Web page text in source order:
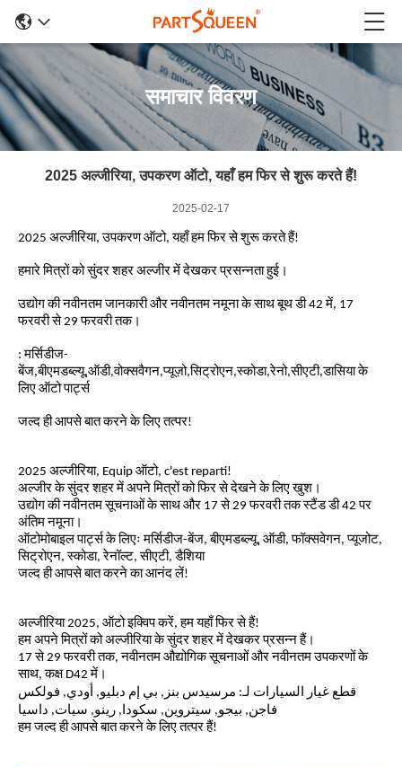
समाचार विवरण
2025 अल्जीरिया, उपकरण ऑटो, यहाँ हम फिर से शुरू करते हैं!
2025-02-17
2025 अल्जीरिया, उपकरण ऑटो, यहाँ हम फिर से शुरू करते हैं!
हमारे मित्रों को सुंदर शहर अल्जीर में देखकर प्रसन्नता हुई।
उद्योग की नवीनतम जानकारी और नवीनतम नमूना के साथ बूथ डी 42 में, 17
फरवरी से 29 फरवरी तक।
: मर्सिडीज-
बेंज,बीएमडब्ल्यू,ऑडी,वोक्सवैगन,प्यूज़ो,सिट्रोएन,स्कोडा,रेनो,सीएटी,डासिया के
लिए ऑटो पार्ट्स
जल्द ही आपसे बात करने के लिए तत्पर!
2025 अल्जीरिया, Equip ऑटो, c'est reparti!
अल्जीर के सुंदर शहर में अपने मित्रों को फिर से देखने के लिए खुश।
उद्योग की नवीनतम सूचनाओं के साथ और 17 से 29 फरवरी तक स्टैंड डी 42 पर
अंतिम नमूना।
ऑटोमोबाइल पार्ट्स के लिएः मर्सिडीज-बेंज, बीएमडब्ल्यू, ऑडी, फॉक्सवेगन, प्यूजोट,
सिट्रोएन, स्कोडा, रेनॉल्ट, सीएटी, डैशिया
जल्द ही आपसे बात करने का आनंद लें!
अल्जीरिया 2025, ऑटो इक्विप करें, हम यहाँ फिर से हैं!
हम अपने मित्रों को अल्जीरिया के सुंदर शहर में देखकर प्रसन्न हैं।
17 से 29 फरवरी तक, नवीनतम औद्योगिक सूचनाओं और नवीनतम उपकरणों के
साथ, कक्ष D42 में।
قطع غيار السيارات لـ: مرسيدس بنز, بي إم دبليو, أودي, فولكس
فاجن, بيجو, سيتروين, سكودا, رينو, سيات, داسيا
हम जल्द ही आपसे बात करने के लिए तत्पर हैं!